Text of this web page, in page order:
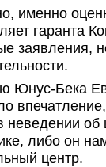
именно
гаранта
заявления,
Юнус-Бека
неведении
либо он
центр.